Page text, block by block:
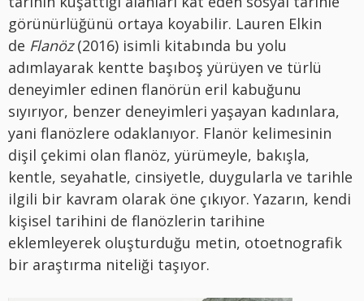
görünürlüğünü ortaya koyabilir. Lauren Elkin
de Flanöz(2016) isimli kitabında bu yolu
adımlayarak kentte başıboş yürüyen ve türlü
deneyimler edinen flanörün eril kabuğunu
sıyırıyor, benzer deneyimleri yaşayan kadınlara,
yani flanözlere odaklanıyor. Flanör kelimesinin
dişil çekimi olan flanöz, yürümeyle, bakışla,
kentle, seyahatle, cinsiyetle, duygularla ve tarihle
ilgili bir kavram olarak öne çıkıyor. Yazarın, kendi
kişisel tarihini de flanözlerin tarihine
eklemleyerek oluşturduğu metin, otoetnografik
bir araştırma niteliği taşıyor.